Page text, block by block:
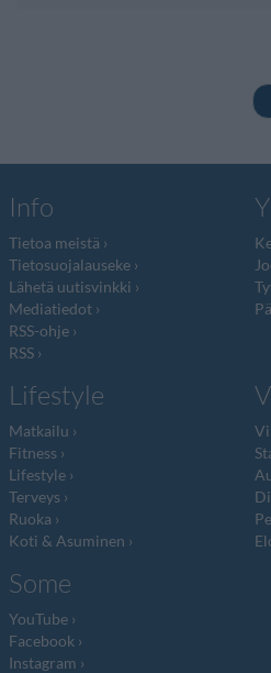
Info
Tietoa meistä
Tietosuojalauseke
Lähetä uutisvinkki
Mediatiedot
RSS-ohje
RSS
Lifestyle
Matkailu
Fitness
Lifestyle
Terveys
Ruoka
Koti & Asuminen
Some
YouTube
Facebook
Instagram